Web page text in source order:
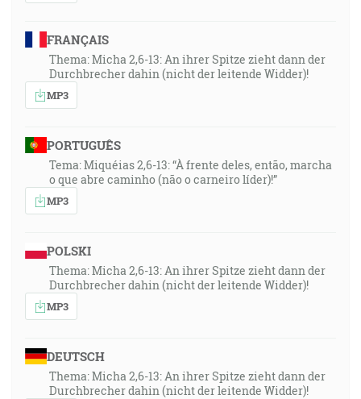
FRANÇAIS
Thema: Micha 2,6-13: An ihrer Spitze zieht dann der
Durchbrecher dahin (nicht der leitende Widder)!
MP3
PORTUGUÊS
Tema: Miquéias 2,6-13: “À frente deles, então, marcha
o que abre caminho (não o carneiro líder)!”
MP3
POLSKI
Thema: Micha 2,6-13: An ihrer Spitze zieht dann der
Durchbrecher dahin (nicht der leitende Widder)!
MP3
DEUTSCH
Thema: Micha 2,6-13: An ihrer Spitze zieht dann der
Durchbrecher dahin (nicht der leitende Widder)!